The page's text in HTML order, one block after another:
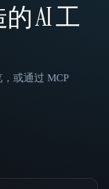
AI 工
或通过 MCP